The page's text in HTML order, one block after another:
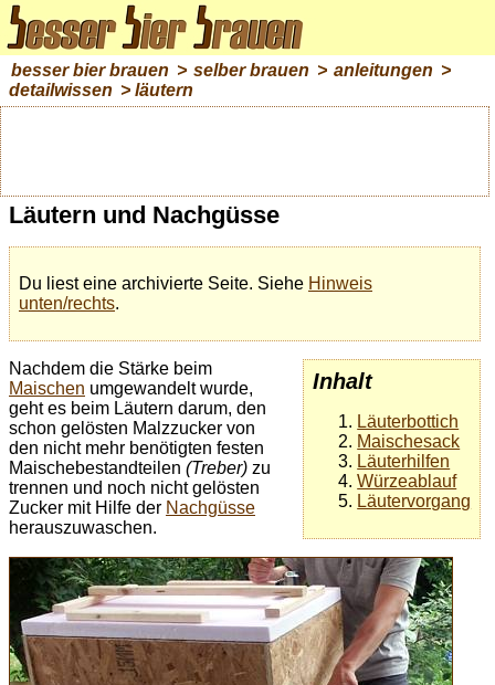
besser bier brauen > selber brauen > anleitungen >
detailwissen > läutern
Läutern und Nachgüsse
Du liest eine archivierte Seite. Siehe Hinweis
unten/rechts.
Inhalt
Läuterbottich
Maischesack
Läuterhilfen
Würzeablauf
Läutervorgang
Nachdem die Stärke beim
Maischen umgewandelt wurde,
geht es beim Läutern darum, den
schon gelösten Malzzucker von
den nicht mehr benötigten festen
Maischebestandteilen (Treber) zu
trennen und noch nicht gelösten
Zucker mit Hilfe der Nachgüsse
herauszuwaschen.